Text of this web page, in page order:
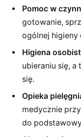
Pomoc w
gotowanie,
ogólnej higieny
Higiena
ubieraniu się,
się.
Opieka
medycznie
do